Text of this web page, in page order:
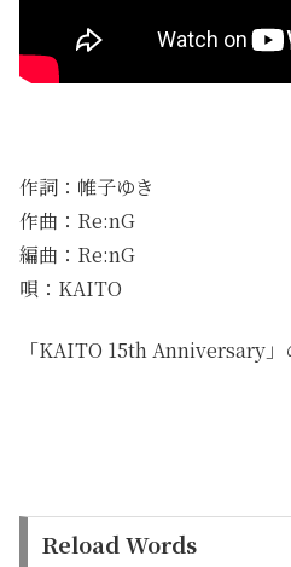
作詞：帷子ゆき
作曲：Re:nG
編曲：Re:nG
唄：KAITO
「KAITO 15th Anniversary」
Reload Words